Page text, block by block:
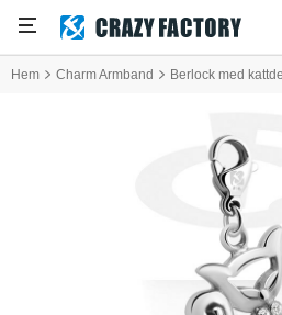
Hem Charm Armband Berlock med